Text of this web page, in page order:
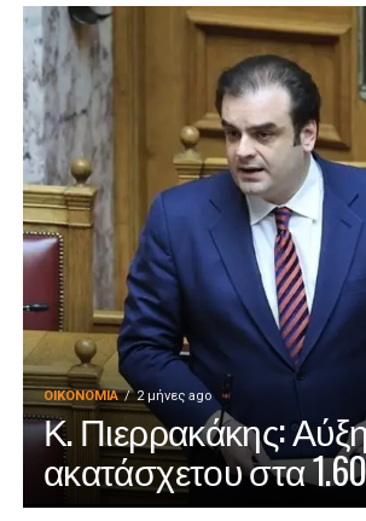
ΟΙΚΟΝΟΜΊΑ 2 μήνες ago
Κ. Πιερρακάκης:
ακατάσχετου στα